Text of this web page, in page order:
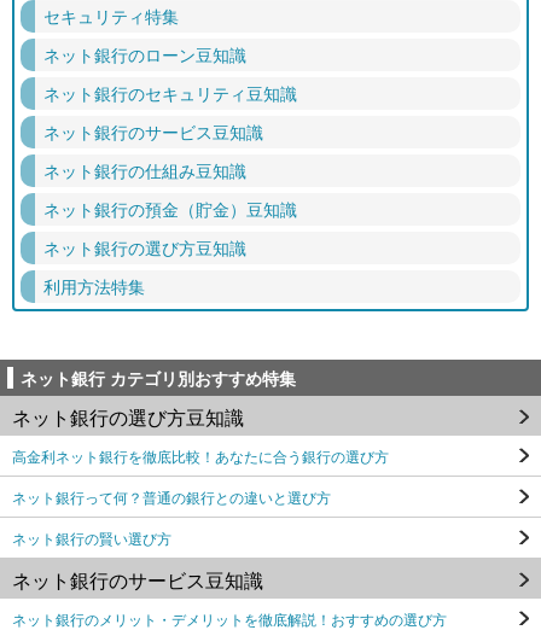
セキュリティ特集
ネット銀行のローン豆知識
ネット銀行のセキュリティ豆知識
ネット銀行のサービス豆知識
ネット銀行の仕組み豆知識
ネット銀行の預金（貯金）豆知識
ネット銀行の選び方豆知識
利用方法特集
ネット銀行 カテゴリ別おすすめ特集
ネット銀行の選び方豆知識
高金利ネット銀行を徹底比較！あなたに合う銀行の選び方
ネット銀行って何？普通の銀行との違いと選び方
ネット銀行の賢い選び方
ネット銀行のサービス豆知識
ネット銀行のメリット・デメリットを徹底解説！おすすめの選び方